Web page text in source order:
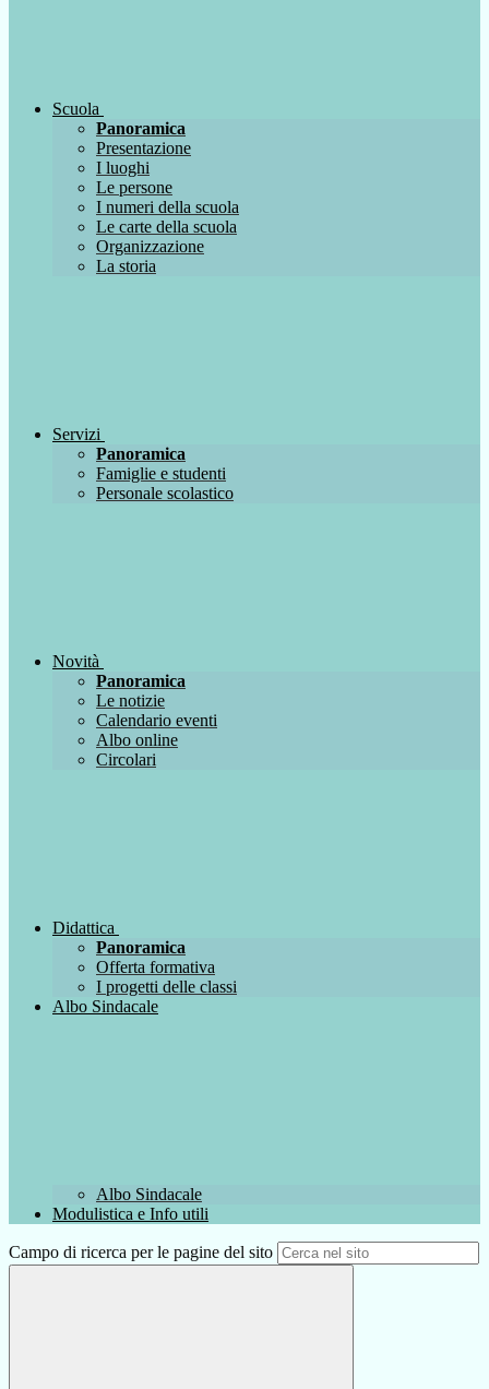
Scuola
Panoramica
Presentazione
I luoghi
Le persone
I numeri della scuola
Le carte della scuola
Organizzazione
La storia
Servizi
Panoramica
Famiglie e studenti
Personale scolastico
Novità
Panoramica
Le notizie
Calendario eventi
Albo online
Circolari
Didattica
Panoramica
Offerta formativa
I progetti delle classi
Albo Sindacale
Albo Sindacale
Modulistica e Info utili
Campo di ricerca per le pagine del sito